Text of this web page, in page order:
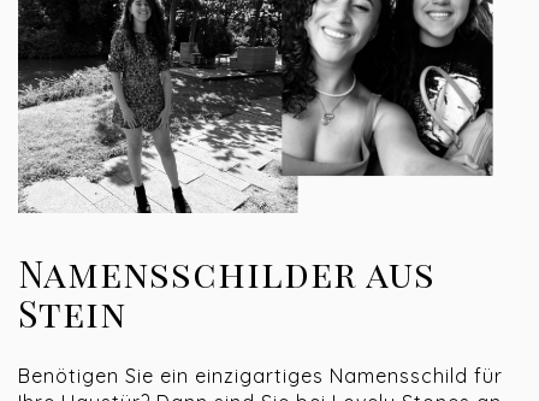
Namensschilder aus
Stein
Benötigen Sie ein einzigartiges Namensschild für